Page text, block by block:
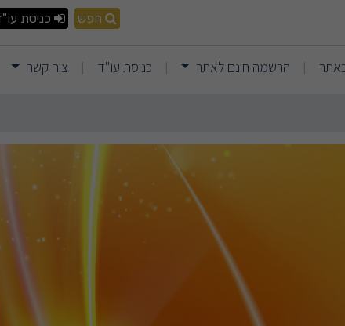
דין חפש כניסת
| הרשמה חינם לאתר | כניסת עו"ד | צור קשר